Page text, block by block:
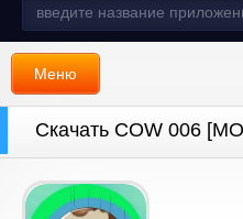
Меню
Скачать COW 006